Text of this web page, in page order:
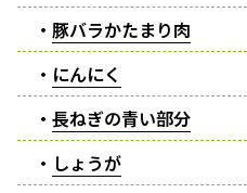
・ 豚バラかたまり肉
・ にんにく
・ 長ねぎの青い部分
・ しょうが